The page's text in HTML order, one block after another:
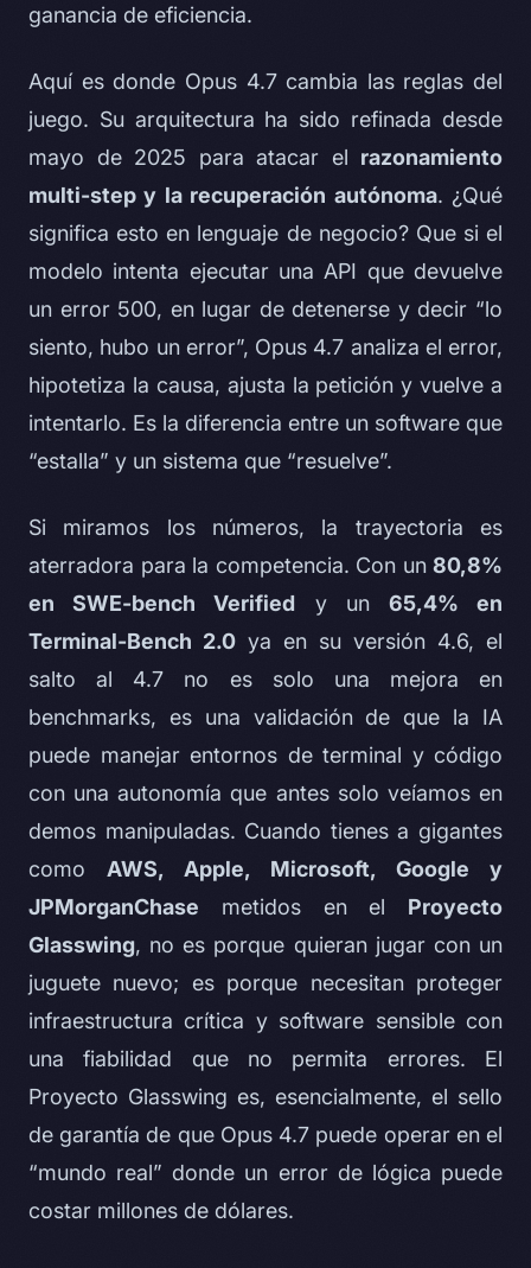
ganancia de eficiencia.
Aquí es donde Opus 4.7 cambia las reglas del
juego. Su arquitectura ha sido refinada desde
mayo de 2025 para atacar el razonamiento
multi-step y la recuperación autónoma. ¿Qué
significa esto en lenguaje de negocio? Que si el
modelo intenta ejecutar una API que devuelve
un error 500, en lugar de detenerse y decir “lo
siento, hubo un error”, Opus 4.7 analiza el error,
hipotetiza la causa, ajusta la petición y vuelve a
intentarlo. Es la diferencia entre un software que
“estalla” y un sistema que “resuelve”.
Si miramos los números, la trayectoria es
aterradora para la competencia. Con un 80,8%
en SWE-bench Verified y un 65,4% en
Terminal-Bench 2.0 ya en su versión 4.6, el
salto al 4.7 no es solo una mejora en
benchmarks, es una validación de que la IA
puede manejar entornos de terminal y código
con una autonomía que antes solo veíamos en
demos manipuladas. Cuando tienes a gigantes
como AWS, Apple, Microsoft, Google y
JPMorganChase metidos en el Proyecto
Glasswing, no es porque quieran jugar con un
juguete nuevo; es porque necesitan proteger
infraestructura crítica y software sensible con
una fiabilidad que no permita errores. El
Proyecto Glasswing es, esencialmente, el sello
de garantía de que Opus 4.7 puede operar en el
“mundo real” donde un error de lógica puede
costar millones de dólares.